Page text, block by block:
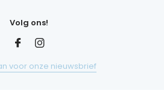
Volg ons!
voor onze nieuwsbrief